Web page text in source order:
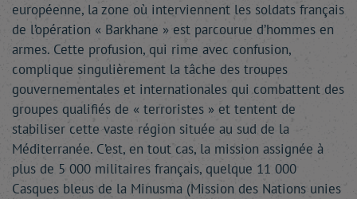
européenne, la zone où interviennent les soldats français
de l’opération « Barkhane » est parcourue d’hommes en
armes. Cette profusion, qui rime avec confusion,
complique singulièrement la tâche des troupes
gouvernementales et internationales qui combattent des
groupes qualifiés de « terroristes » et tentent de
stabiliser cette vaste région située au sud de la
Méditerranée. C’est, en tout cas, la mission assignée à
plus de 5 000 militaires français, quelque 11 000
Casques bleus de la Minusma (Mission des Nations unies